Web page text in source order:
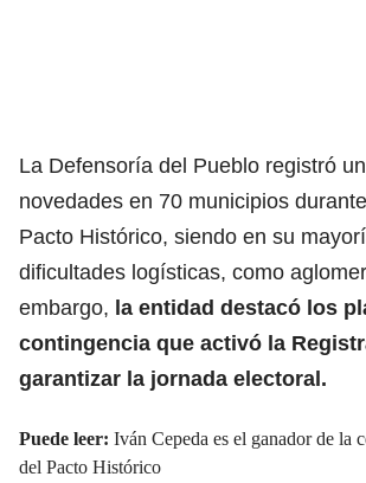
La Defensoría del Pueblo registró
novedades en 70 municipios
Pacto Histórico, siendo en su
dificultades logísticas, como
embargo, la entidad destacó los
contingencia que activó la
garantizar la jornada electoral.
Puede leer: Iván Cepeda es el ganador de la
del Pacto Histórico